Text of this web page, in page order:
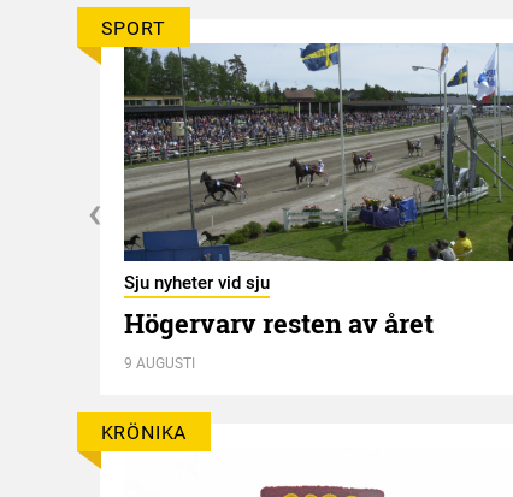
SPORT
Sju nyheter vid sju
Högervarv resten av året
9 AUGUSTI
KRÖNIKA